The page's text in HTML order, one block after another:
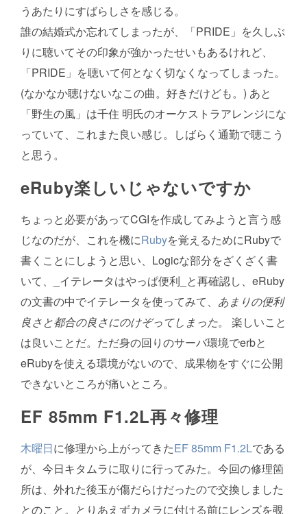
うあたりにすばらしさを感じる。
誰の結婚式か忘れてしまったが、「PRIDE」を久しぶ
りに聴いてその印象が強かったせいもあるけれど、
「PRIDE」を聴いて何となく切なくなってしまった。
(なかなか聴けないなこの曲。好きだけども。) あと
「野生の風」は千住 明氏のオーケストラアレンジにな
っていて、これまた良い感じ。しばらく通勤で聴こう
と思う。
eRuby楽しいじゃないですか
ちょっと必要があってCGIを作成してみようと言う感
じなのだが、これを機にRubyを覚えるためにRubyで
書くことにしようと思い、Logicな部分をざくざく書
いて、_イテレータはやっぱ便利_と再確認し、eRuby
の文書の中でイテレータを使ってみて、 あまりの便利
良さと都合の良さにのけぞってしまった。
楽しいこと
は良いことだ。ただ身の回りのサーバ環境でerbと
eRubyを使える環境がないので、成果物をすぐに公開
できないところが痛いところ。
EF 85mm F1.2L再々修理
木曜日に修理から上がってきたEF 85mm F1.2Lである
が、今日キタムラに取りに行ってみた。今回の修理箇
所は、外れた後玉が傷だらけだったので交換しました
とのこと。とりあえずカメラに付ける前にレンズを覗